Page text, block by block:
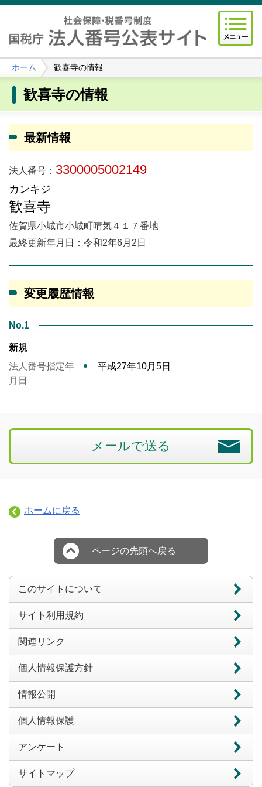
ホーム 歓喜寺の情報
歓喜寺の情報
最新情報
法人番号： 3300005002149
カンキジ
歓喜寺
佐賀県小城市小城町晴気４１７番地
最終更新年月日：令和2年6月2日
変更履歴情報
No.1
新規
法人番号指定年
月日
平成27年10月5日
メールで送る
ホームに戻る
ページの先頭へ戻る
このサイトについて
サイト利用規約
関連リンク
個人情報保護方針
情報公開
個人情報保護
アンケート
サイトマップ